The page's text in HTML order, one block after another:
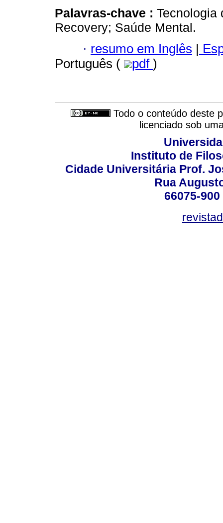
Palavras-chave : Tecnologia
Recovery; Saúde Mental.
· resumo em Inglês |
Português (
pdf )
Todo o conteúdo deste
licenciado sob
Instituto de
Cidade Universitária Prof.
Rua
66075-